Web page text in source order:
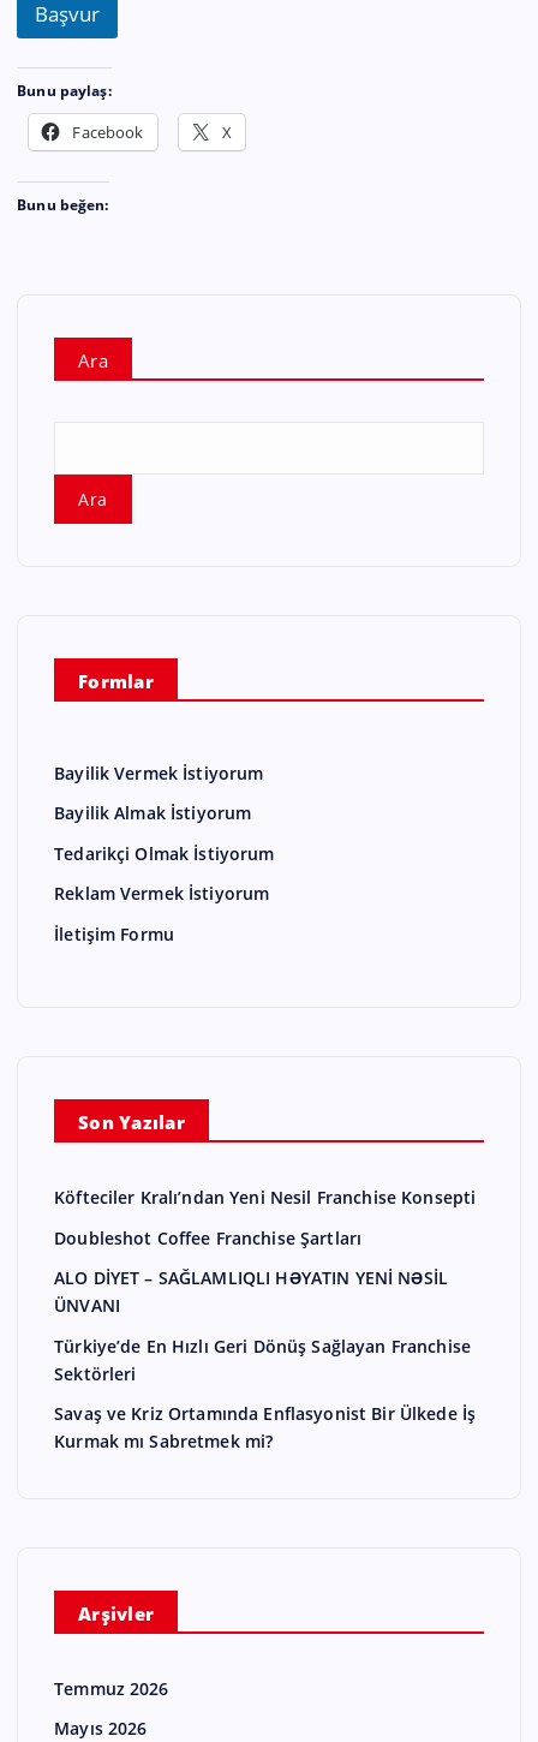
Başvur
Bunu paylaş:
Facebook X
Bunu beğen:
Ara
Ara
Formlar
Bayilik Vermek İstiyorum
Bayilik Almak İstiyorum
Tedarikçi Olmak İstiyorum
Reklam Vermek İstiyorum
İletişim Formu
Son Yazılar
Köfteciler Kralı’ndan Yeni Nesil Franchise Konsepti
Doubleshot Coffee Franchise Şartları
ALO DİYET – SAĞLAMLIQLI HƏYATIN YENİ NƏSİL
ÜNVANI
Türkiye’de En Hızlı Geri Dönüş Sağlayan Franchise
Sektörleri
Savaş ve Kriz Ortamında Enflasyonist Bir Ülkede İş
Kurmak mı Sabretmek mi?
Arşivler
Temmuz 2026
Mayıs 2026